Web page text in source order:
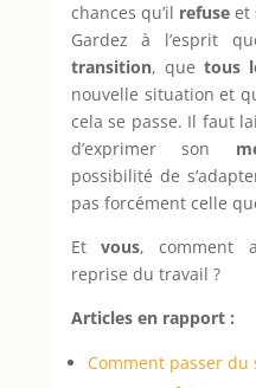
chances qu’il refuse et
Gardez à l’esprit
transition, que tous
nouvelle situation et
cela se passe. Il faut
d’exprimer son
possibilité de
pas forcément celle
Etvous, comment
reprise du travail ?
Articles en rapport :
Comment passer du